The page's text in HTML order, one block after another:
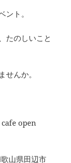
ト。
たのしいこと
せんか。
cafe open
山県田辺市